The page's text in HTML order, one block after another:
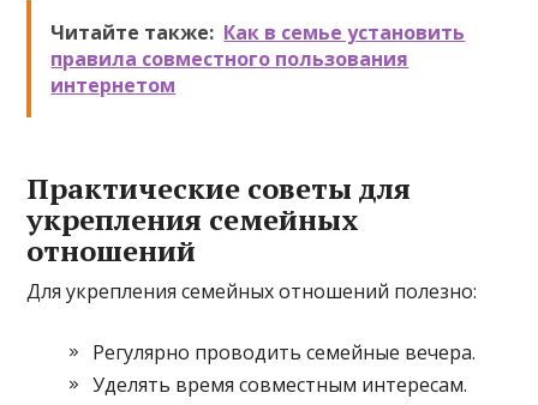
Читайте также: Как в семье установить
правила совместного пользования
интернетом
Практические советы для
укрепления семейных
отношений
Для укрепления семейных отношений полезно:
Регулярно проводить семейные вечера.
Уделять время совместным интересам.